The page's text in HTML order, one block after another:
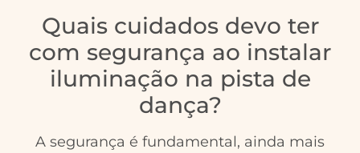
Quais cuidados devo ter
com segurança ao instalar
iluminação na pista de
dança?
A segurança é fundamental, ainda mais